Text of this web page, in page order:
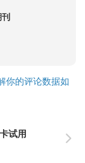
你的评论数据如
试用